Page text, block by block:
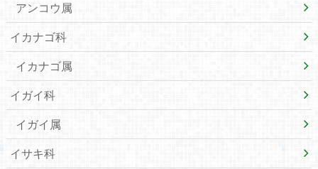
アンコウ属
イカナゴ科
イカナゴ属
イガイ科
イガイ属
イサキ科